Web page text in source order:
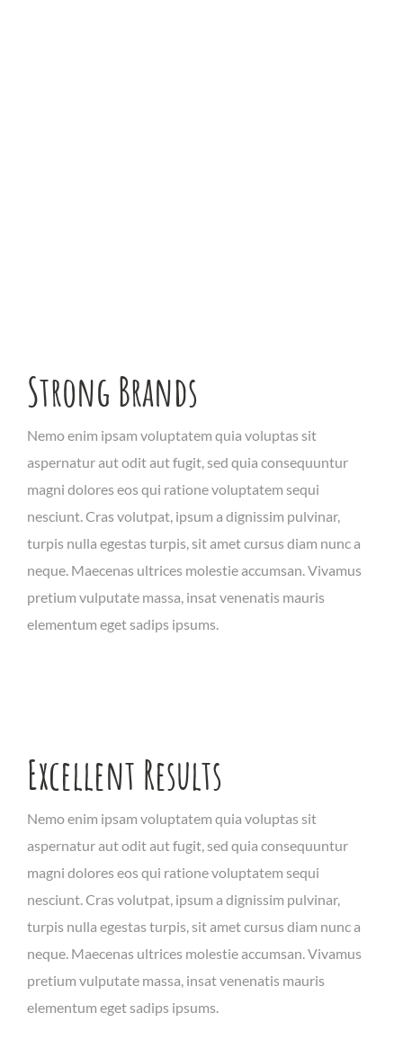
Strong Brands
Nemo enim ipsam voluptatem quia voluptas sit
aspernatur aut odit aut fugit, sed quia consequuntur
magni dolores eos qui ratione voluptatem sequi
nesciunt. Cras volutpat, ipsum a dignissim pulvinar,
turpis nulla egestas turpis, sit amet cursus diam nunc a
neque. Maecenas ultrices molestie accumsan. Vivamus
pretium vulputate massa, insat venenatis mauris
elementum eget sadips ipsums.
Excellent Results
Nemo enim ipsam voluptatem quia voluptas sit
aspernatur aut odit aut fugit, sed quia consequuntur
magni dolores eos qui ratione voluptatem sequi
nesciunt. Cras volutpat, ipsum a dignissim pulvinar,
turpis nulla egestas turpis, sit amet cursus diam nunc a
neque. Maecenas ultrices molestie accumsan. Vivamus
pretium vulputate massa, insat venenatis mauris
elementum eget sadips ipsums.